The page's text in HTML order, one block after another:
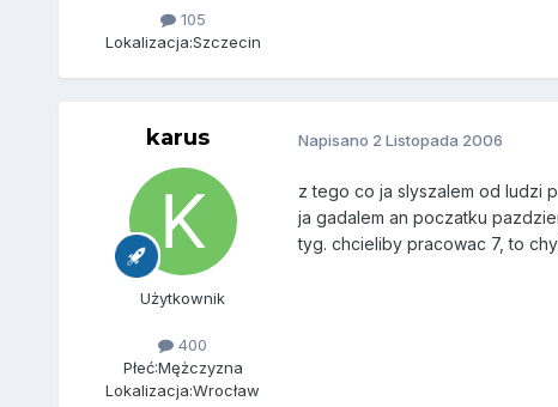
105
Lokalizacja:Szczecin
karus
Użytkownik
400
Płeć:Mężczyzna
Lokalizacja:Wrocław
Napisano 2 Listopada 2006
z tego co ja slyszalem od ludzi
ja gadalem an poczatku
tyg. chcieliby pracowac 7, to